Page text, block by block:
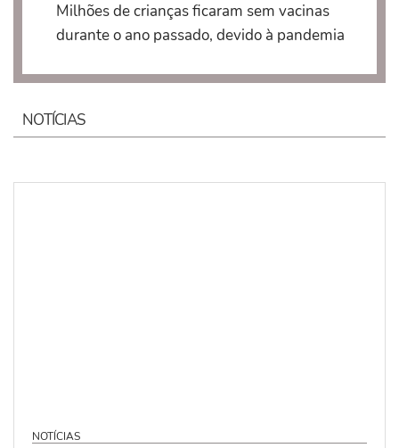
Milhões de crianças ficaram sem vacinas
durante o ano passado, devido à pandemia
NOTÍCIAS
NOTÍCIAS